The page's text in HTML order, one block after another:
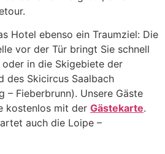
Hotel ebenso ein Traumziel: Die
vor der Tür bringt Sie schnell
oder in die Skigebiete der
des Skicircus Saalbach
– Fieberbrunn). Unsere Gäste
kostenlos mit der Gästekarte.
auch die Loipe –